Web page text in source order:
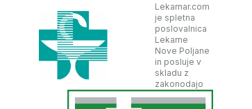
Lekarnar.com
je spletna
poslovalnica
Lekarne
Nove Poljane
in posluje v
skladu z
zakonodajo